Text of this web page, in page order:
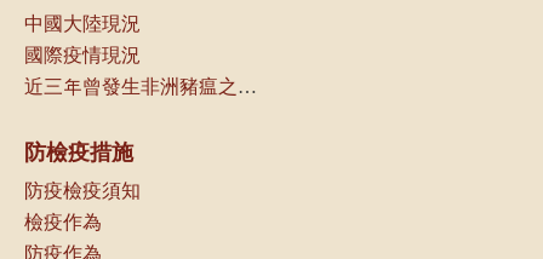
中國大陸現況
國際疫情現況
近三年曾發生非洲豬瘟之國家（地區）一覽
防檢疫措施
防疫檢疫須知
檢疫作為
防疫作為